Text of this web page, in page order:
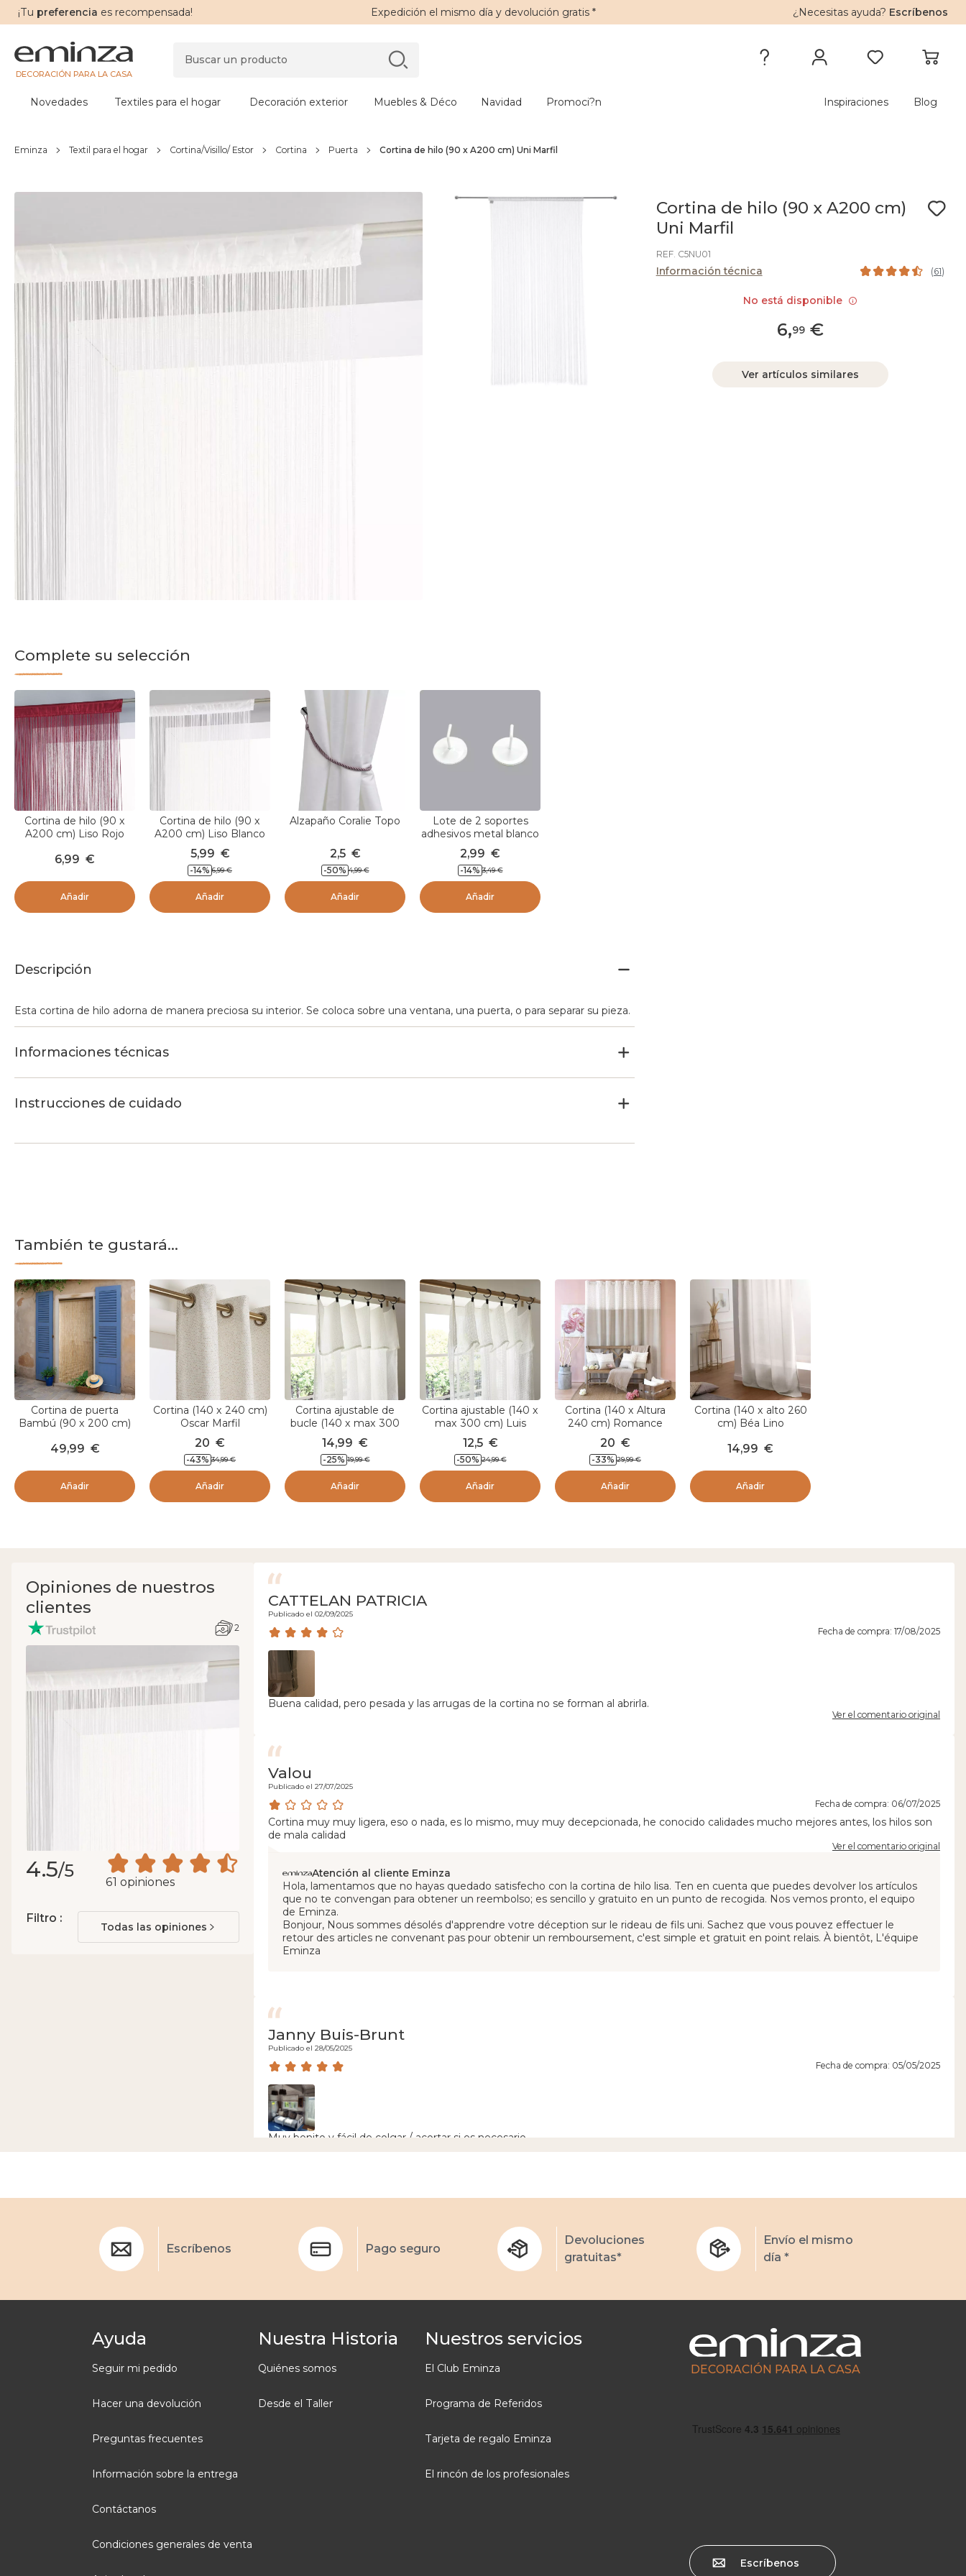
¡Tu preferencia es recompensada! Expedición el mismo día y devolución gratis* ¿Necesitas ayuda? Escríbenos
DECORACIÓN PARA LA CASA
Novedades Textiles para el hogar Decoración exterior Muebles & Déco Navidad Promoci?n Inspiraciones Blog
Eminza Textil para el hogar Cortina/Visillo/ Estor Cortina Puerta Cortina de hilo (90 x A200 cm) Uni Marfil
Cortina de hilo (90 x A200 cm)
Uni Marfil
REF. C5NU01
Información técnica (61)
6,99€
Ver artículos similares
Complete su selección
Cortina de hilo (90 x
A200 cm) Liso Rojo
6,99 €
Añadir
Cortina de hilo (90 x
A200 cm) Liso Blanco
5,99 €
-14% 6,99 €
Añadir
Alzapaño Coralie Topo
2,5 €
-50% 4,99 €
Añadir
Lote de 2 soportes
adhesivos metal blanco
lacado
2,99 €
-14% 3,49 €
Añadir
Descripción
Esta cortina de hilo adorna de manera preciosa su interior. Se coloca sobre una ventana, una puerta, o para separar su pieza.
Informaciones técnicas
Instrucciones de cuidado
También te gustará...
Cortina de puerta
Bambú (90 x 200 cm)
49,99 €
Añadir
Cortina (140 x 240 cm)
Oscar Marfil
20 €
-43% 34,99 €
Añadir
Cortina ajustable de
bucle (140 x max 300
cm) Eliott Marfil
14,99 €
-25% 19,99 €
Añadir
Cortina ajustable (140 x
max 300 cm) Luis
Marfil
12,5 €
-50% 24,99 €
Añadir
Cortina (140 x Altura
240 cm) Romance
encaje Natural
20 €
-33% 29,99 €
Añadir
Cortina (140 x alto 260
cm) Béa Lino
14,99 €
Añadir
Opiniones de nuestros
clientes
2
4.5/5
61 opiniones
Filtro :
Todas las opiniones
CATTELAN PATRICIA
Publicado el 02/09/2025
Fecha de compra: 17/08/2025
Buena calidad, pero pesada y las arrugas de la cortina no se forman al abrirla.
Ver el comentario original
Valou
Publicado el 27/07/2025
Fecha de compra: 06/07/2025
Cortina muy muy ligera, eso o nada, es lo mismo, muy muy decepcionada, he conocido calidades mucho mejores antes, los hilos son
de mala calidad
Ver el comentario original
Atención al cliente Eminza
Hola, lamentamos que no hayas quedado satisfecho con la cortina de hilo lisa. Ten en cuenta que puedes devolver los artículos
que no te convengan para obtener un reembolso; es sencillo y gratuito en un punto de recogida. Nos vemos pronto, el equipo
de Eminza.
Bonjour, Nous sommes désolés d'apprendre votre déception sur le rideau de fils uni. Sachez que vous pouvez effectuer le
retour des articles ne convenant pas pour obtenir un remboursement, c'est simple et gratuit en point relais. À bientôt, L'équipe
Eminza
Janny Buis-Brunt
Publicado el 28/05/2025
Fecha de compra: 05/05/2025
Muy bonito y fácil de colgar / acortar si es necesario.
Escríbenos Pago seguro
Devoluciones
gratuitas*
Envío el mismo
día *
Ayuda
Seguir mi pedido
Hacer una devolución
Preguntas frecuentes
Información sobre la entrega
Contáctanos
Condiciones generales de venta
Nuestra Historia
Quiénes somos
Desde el Taller
Nuestros servicios
El Club Eminza
Programa de Referidos
Tarjeta de regalo Eminza
El rincón de los profesionales
DECORACIÓN PARA LA CASA
Escríbenos